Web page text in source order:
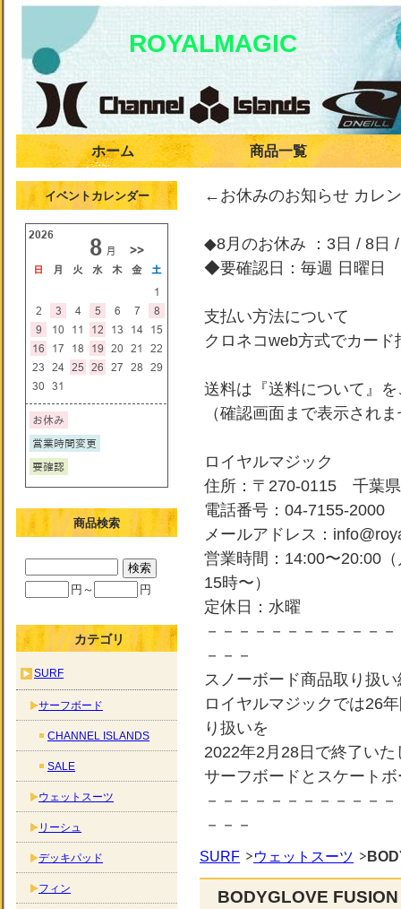
ROYALMAGIC
ホーム 商品一覧
←お休みのお知らせ カレ
◆8月のお休み ：3日 / 8日
◆要確認日：毎週 日曜日
支払い方法について
クロネコweb方式でカー
送料は『送料について』
（確認画面まで表示され
ロイヤルマジック
住所：〒270-0115 千葉
電話番号：04-7155-2000
メールアドレス：
営業時間：14:00〜20:00
15時〜）
定休日：水曜
－－－－－－－－－－－
－－－
スノーボード商品取り扱
ロイヤルマジックでは26
り扱いを
2022年2月28日で終了いた
サーフボードとスケート
－－－－－－－－－－－
－－－
SURF ウェットスーツ
BODYGLOVE
イベントカレンダー
商品検索
円～ 円
カテゴリ
SURF
サーフボード
CHANNEL ISLANDS
SALE
ウェットスーツ
リーシュ
デッキパッド
フィン